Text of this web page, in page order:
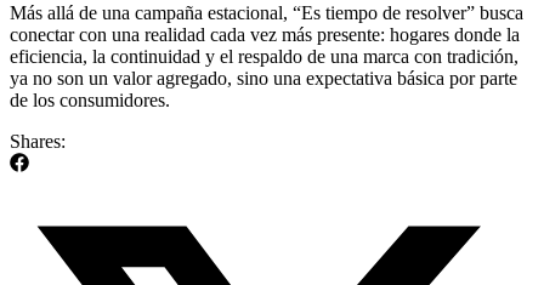
Más allá de una campaña estacional, “Es tiempo de resolver” busca
conectar con una realidad cada vez más presente: hogares donde la
eficiencia, la continuidad y el respaldo de una marca con tradición,
ya no son un valor agregado, sino una expectativa básica por parte
de los consumidores.
Shares: